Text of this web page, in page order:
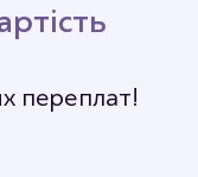
переплат!